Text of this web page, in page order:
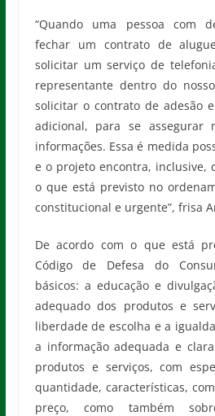
“Quando uma pessoa com
fechar um contrato de
solicitar um serviço de
representante dentro do
solicitar o contrato de adesão
adicional, para se assegurar
informações. Essa é medida
e o projeto encontra, inclusive,
o que está previsto no
constitucional e urgente”, frisa
De acordo com o que está
Código de Defesa do
básicos: a educação e
adequado dos produtos e
liberdade de escolha e a
a informação adequada e
produtos e serviços, com
quantidade, características,
preço, como também